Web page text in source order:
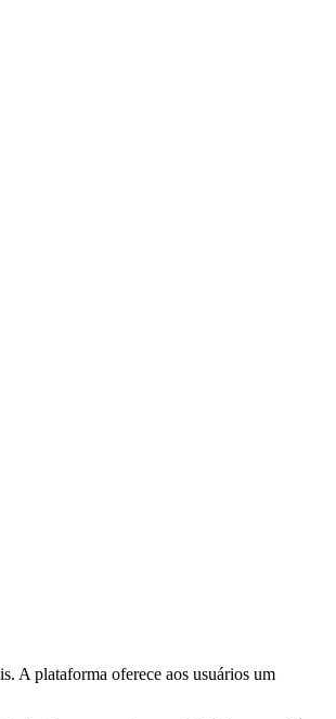
A plataforma oferece aos usuários um